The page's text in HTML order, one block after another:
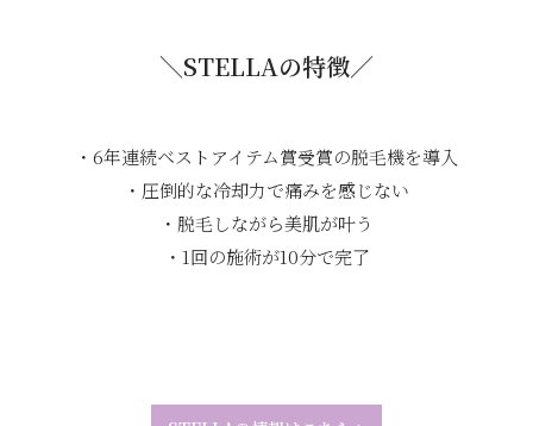
＼STELLAの特徴／
・6年連続ベストアイテム賞受賞の脱毛機を導入
・圧倒的な冷却力で痛みを感じない
・脱毛しながら美肌が叶う
・1回の施術が10分で完了